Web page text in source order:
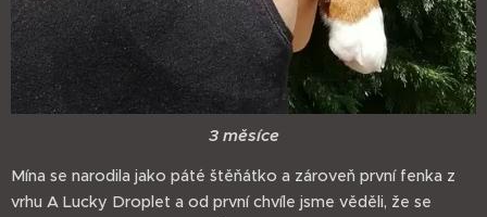
3 měsíce
Mína se narodila jako páté štěňátko a zároveň první fenka z
vrhu A Lucky Droplet a od první chvíle jsme věděli, že se